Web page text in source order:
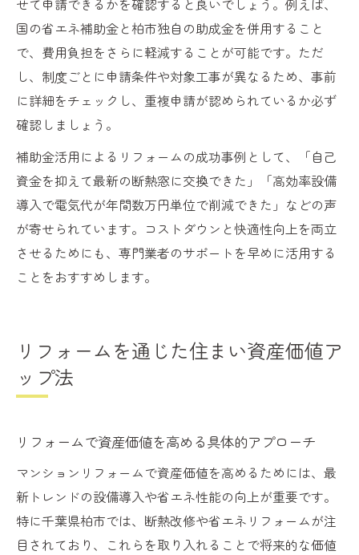
国の省エネ補助金と柏市独自の助成金を併用すること
で、費用負担をさらに軽減することが可能です。ただ
し、制度ごとに申請条件や対象工事が異なるため、事前
に詳細をチェックし、重複申請が認められているか必ず
確認しましょう。
補助金活用によるリフォームの成功事例として、「自己
資金を抑えて最新の断熱窓に交換できた」「高効率設備
導入で電気代が年間数万円単位で削減できた」などの声
が寄せられています。コストダウンと快適性向上を両立
させるためにも、専門業者のサポートを早めに活用する
ことをおすすめします。
リフォームを通じた住まい資産価値ア
ップ法
リフォームで資産価値を高める具体的アプローチ
マンションリフォームで資産価値を高めるためには、最
新トレンドの設備導入や省エネ性能の向上が重要です。
特に千葉県柏市では、断熱改修や省エネリフォームが注
目されており、これらを取り入れることで将来的な価値